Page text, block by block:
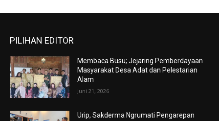
PILIHAN EDITOR
Membaca Busu; Jejaring Pemberdayaan
Masyarakat Desa Adat dan Pelestarian
Alam
Juni 21, 2026
Urip, Sakderma Ngrumati Pengarepan